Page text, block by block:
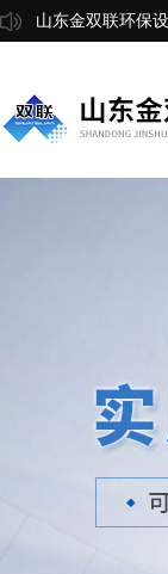
山东金双联环保